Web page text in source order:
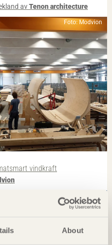
About
avTenon architecture
Foto: Modvion
vindkraft
Foto: Anders Bobert